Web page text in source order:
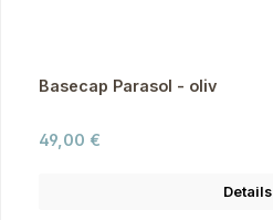
Basecap Parasol - oliv
Regulärer Preis:
49,00 €
Details